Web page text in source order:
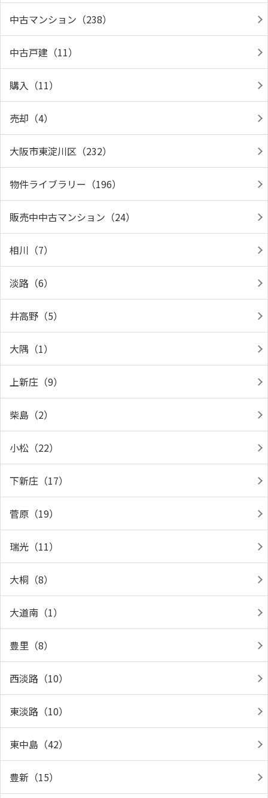
中古マンション（238）
中古戸建（11）
購入（11）
売却（4）
大阪市東淀川区（232）
物件ライブラリー（196）
販売中中古マンション（24）
相川（7）
淡路（6）
井高野（5）
大隅（1）
上新庄（9）
柴島（2）
小松（22）
下新庄（17）
菅原（19）
瑞光（11）
大桐（8）
大道南（1）
豊里（8）
西淡路（10）
東淡路（10）
東中島（42）
豊新（15）